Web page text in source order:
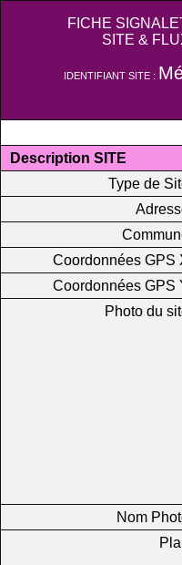
FICHE
SITE &
IDENTIFIANT SITE :
Description SITE
Type de
Coordonnées GPS
Coordonnées GPS
Photo du
Nom